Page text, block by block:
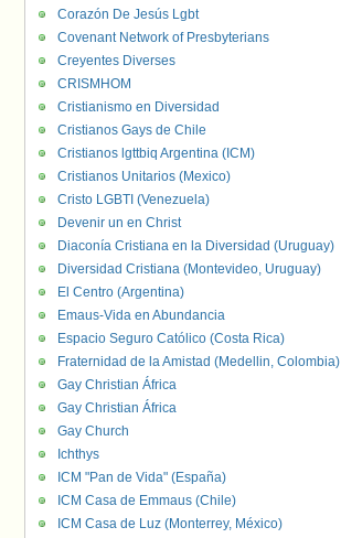
Corazón De Jesús Lgbt
Covenant Network of Presbyterians
Creyentes Diverses
CRISMHOM
Cristianismo en Diversidad
Cristianos Gays de Chile
Cristianos lgttbiq Argentina (ICM)
Cristianos Unitarios (Mexico)
Cristo LGBTI (Venezuela)
Devenir un en Christ
Diaconía Cristiana en la Diversidad (Uruguay)
Diversidad Cristiana (Montevideo, Uruguay)
El Centro (Argentina)
Emaus-Vida en Abundancia
Espacio Seguro Católico (Costa Rica)
Fraternidad de la Amistad (Medellin, Colombia)
Gay Christian África
Gay Christian África
Gay Church
Ichthys
ICM "Pan de Vida" (España)
ICM Casa de Emmaus (Chile)
ICM Casa de Luz (Monterrey, México)